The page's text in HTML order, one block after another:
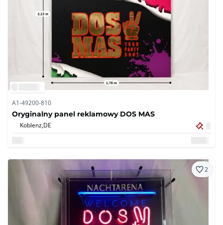
A1-49200-810
Oryginalny panel reklamowy DOS MAS
Koblenz,DE
2